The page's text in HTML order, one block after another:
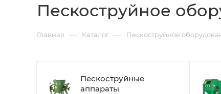
Пескоструйное
Главная — Каталог — Пескоструйное
Пескоструйные
аппараты